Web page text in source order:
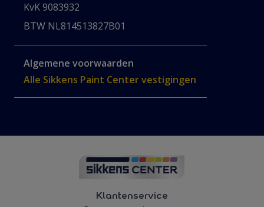
KvK 9083932
BTW NL814513827B01
Algemene voorwaarden
Alle Sikkens Paint Center vestigingen
Klantenservice